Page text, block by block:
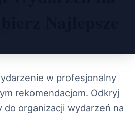
Najlepsze
w profesjonalny
rekomendacjom. Odkryj
organizacji wydarzeń na